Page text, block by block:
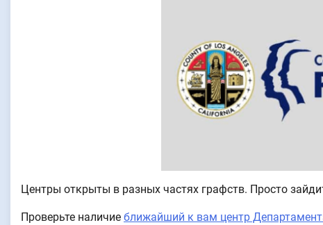
Центры открыты в разных частях графств. Просто
Проверьте наличие ближайший к вам центр